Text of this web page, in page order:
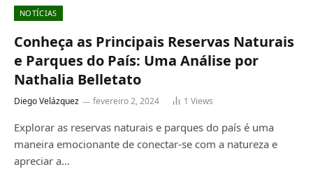
NOTÍCIAS
Conheça as Principais Reservas Naturais
e Parques do País: Uma Análise por
Nathalia Belletato
Diego Velázquez fevereiro 2, 2024 1 Views
Explorar as reservas naturais e parques do país é uma
maneira emocionante de conectar-se com a natureza e
apreciar a…